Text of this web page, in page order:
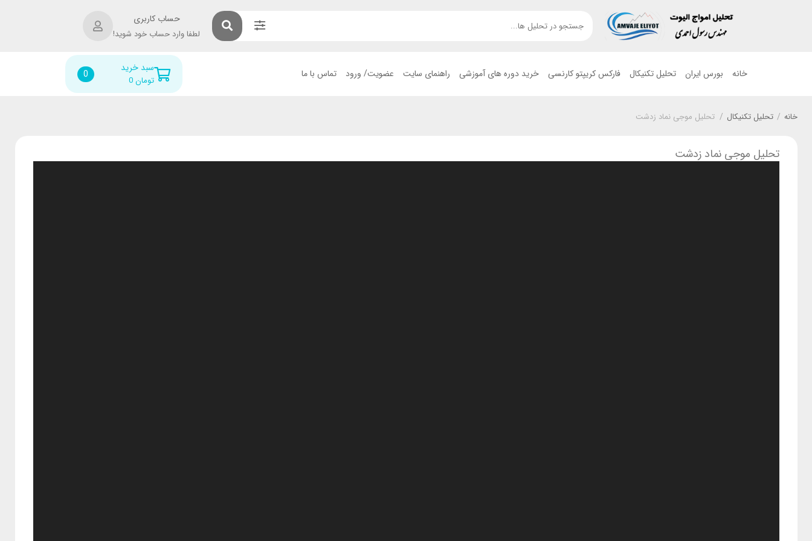
حساب کاربری
لطفا وارد حساب خود شوید!
خانه بورس ایران تحلیل تکنیکال فارکس کریپتو کارنسی خرید دوره های آموزشی راهنمای سایت عضویت/ ورود تماس با ما سبد خرید
0تومان 0
خانه / تحلیل تکنیکال / تحلیل موجی نماد زدشت
تحلیل موجی نماد زدشت